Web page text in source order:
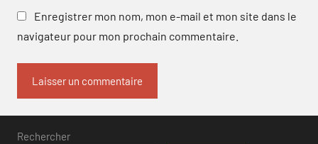
Enregistrer mon nom, mon e-mail et mon site dans le
navigateur pour mon prochain commentaire.
Rechercher